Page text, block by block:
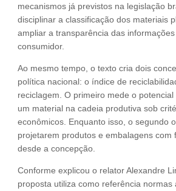
mecanismos já previstos na legislação
disciplinar a classificação dos materiais
ampliar a transparência das
consumidor.
Ao mesmo tempo, o texto cria dois
política nacional: o índice de
reciclagem. O primeiro mede o
um material na cadeia produtiva sob
econômicos. Enquanto isso, o segundo
projetarem produtos e embalagens com
desde a concepção.
Conforme explicou o relator Alexandre
proposta utiliza como referência normas